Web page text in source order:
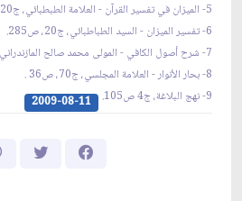
5- الميزان في تفسير القرآن - العلامة الطبطبائي، ج20، ص103.
6- تفسير الميزان - السيد الطباطبائي، ج20، ص285.
7- شرح أصول الكافي - المولى محمد صالح المازندراني، ج8، ص379.
8- بحار الأنوار - العلامة المجلسي، ج70، ص36 .
9- نهج البلاغة، ج4 ص105.
2009-08-11